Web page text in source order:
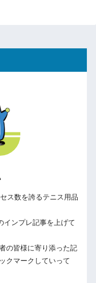
ス数を誇るテニス用品
インプレ記事を上げて
の皆様に寄り添った記
クマークしていって